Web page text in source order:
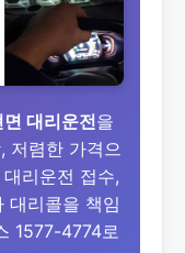
대리운전을
저렴한 가격으
리운전 접수,
대리콜을 책임
1577-4774로